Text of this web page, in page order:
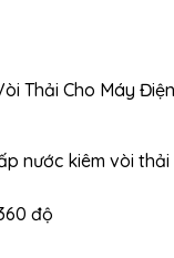
Thải Cho Máy
nước kiêm vòi thải
độ